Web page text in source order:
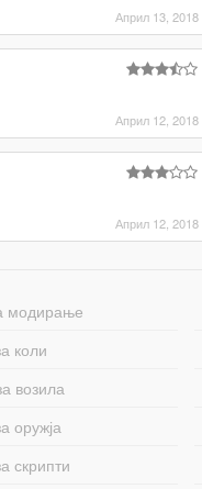
Април 13, 2018
Април 12, 2018
Април 12, 2018
модирање
коли
возила
оружја
скрипти